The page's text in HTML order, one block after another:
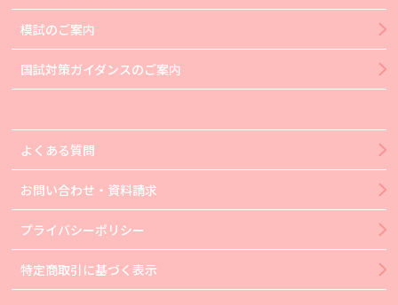
模試のご案内
国試対策ガイダンスのご案内
よくある質問
お問い合わせ・資料請求
プライバシーポリシー
特定商取引に基づく表示